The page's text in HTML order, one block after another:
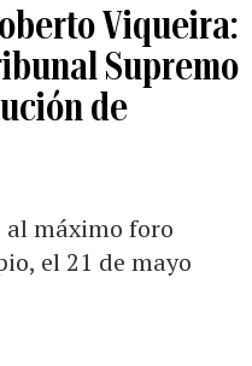
Viqueira:
Supremo
de
al máximo foro
el 21 de mayo